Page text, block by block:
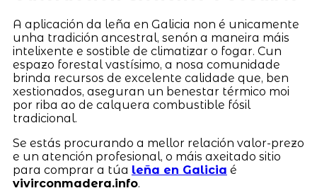
A aplicación da leña en Galicia non é unicamente
unha tradición ancestral, senón a maneira máis
intelixente e sostible de climatizar o fogar. Cun
espazo forestal vastísimo, a nosa comunidade
brinda recursos de excelente calidade que, ben
xestionados, aseguran un benestar térmico moi
por riba ao de calquera combustible fósil
tradicional.
Se estás procurando a mellor relación valor-prezo
e un atención profesional, o máis axeitado sitio
para comprar a túa leña en Galicia é
vivirconmadera.info.